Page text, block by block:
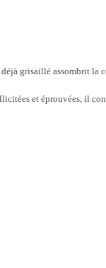
grisaillé assombrit la
et éprouvées, il